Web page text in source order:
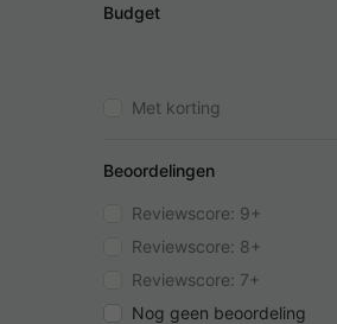
Budget
Met korting
Beoordelingen
Reviewscore: 9+
Reviewscore: 8+
Reviewscore: 7+
Nog geen beoordeling